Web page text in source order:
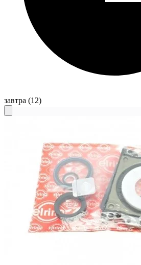
завтра (12)